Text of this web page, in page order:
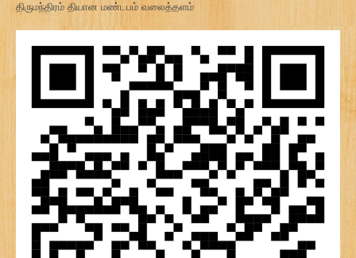
திருமந்திரம் தியான மண்டபம் வலைத்தளம்